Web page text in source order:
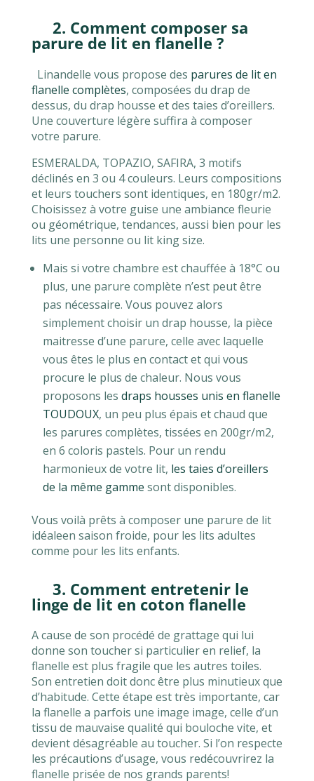
2. Comment composer sa
parure de lit en flanelle ?
Linandelle vous propose des parures de lit en
flanelle complètes, composées du drap de
dessus, du drap housse et des taies d’oreillers.
Une couverture légère suffira à composer
votre parure.
ESMERALDA, TOPAZIO, SAFIRA, 3 motifs
déclinés en 3 ou 4 couleurs. Leurs compositions
et leurs touchers sont identiques, en 180gr/m2.
Choisissez à votre guise une ambiance fleurie
ou géométrique, tendances, aussi bien pour les
lits une personne ou lit king size.
Mais si votre chambre est chauffée à 18°C ou
plus, une parure complète n’est peut être
pas nécessaire. Vous pouvez alors
simplement choisir un drap housse, la pièce
maitresse d’une parure, celle avec laquelle
vous êtes le plus en contact et qui vous
procure le plus de chaleur. Nous vous
proposons les draps housses unis en flanelle
TOUDOUX, un peu plus épais et chaud que
les parures complètes, tissées en 200gr/m2,
en 6 coloris pastels. Pour un rendu
harmonieux de votre lit, les taies d’oreillers
de la même gamme sont disponibles.
Vous voilà prêts à composer une parure de lit
idéaleen saison froide, pour les lits adultes
comme pour les lits enfants.
3. Comment entretenir le
linge de lit en coton flanelle
A cause de son procédé de grattage qui lui
donne son toucher si particulier en relief, la
flanelle est plus fragile que les autres toiles.
Son entretien doit donc être plus minutieux que
d’habitude. Cette étape est très importante, car
la flanelle a parfois une image image, celle d’un
tissu de mauvaise qualité qui bouloche vite, et
devient désagréable au toucher. Si l’on respecte
les précautions d’usage, vous redécouvrirez la
flanelle prisée de nos grands parents!